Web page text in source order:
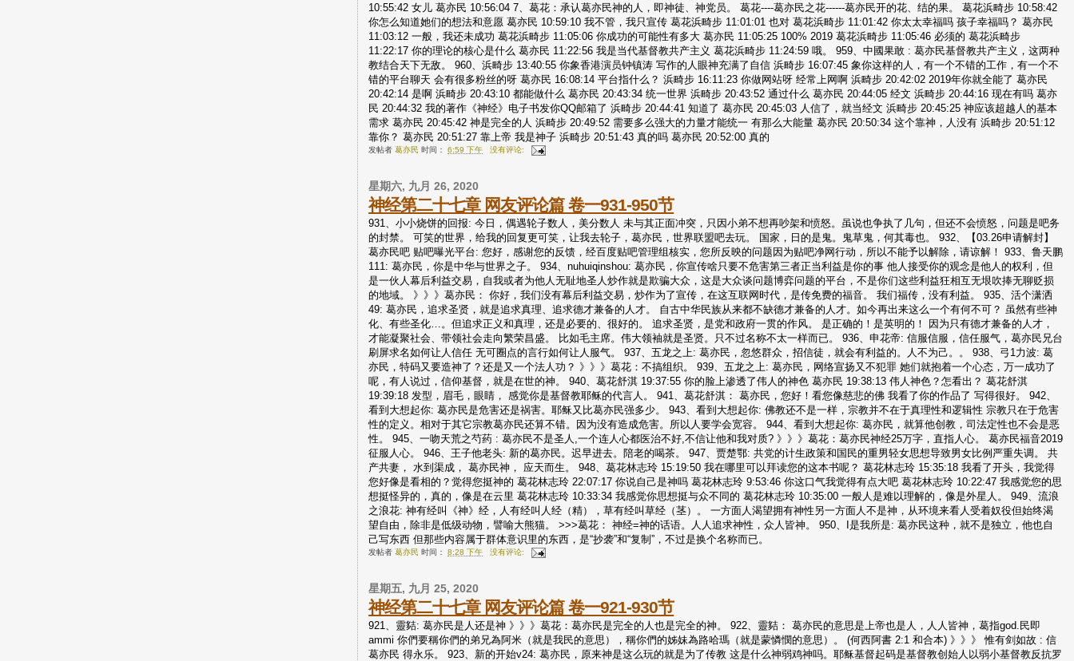
10:55:42 女儿 葛亦民 10:56:04 7、葛花：承认葛亦民神的人，即神徒、神党员。 葛花----葛亦民之花------葛亦民开的花、结的果。 葛花浜畸步 10:58:42
你怎么知道她们的想法和意愿 葛亦民 10:59:10 我不管，我只宣传 葛花浜畸步 11:01:01 也对 葛花浜畸步 11:01:42 你太太幸福吗 孩子幸福吗？ 葛亦民
11:03:12 一般，我还未成功 葛花浜畸步 11:05:06 你成功的可能性有多大 葛亦民 11:05:25 100% 2019 葛花浜畸步 11:05:46 必须的 葛花浜畸步
11:22:17 你的理论的核心是什么 葛亦民 11:22:56 我是当代基督教共产主义 葛花浜畸步 11:24:59 哦。 959、中國果敢 : 葛亦民基督教共产主义，这两种
教结合天下无敌。 960、浜畸步 13:40:55 你象香港演员钟镇涛 写作的人眼神充满了自信 浜畸步 16:07:45 象你这样的人，有一个不错的工作，有一个不
错的平台聊天 会有很多粉丝的呀 葛亦民 16:08:14 平台指什么？ 浜畸步 16:11:23 你做网站呀 经常上网啊 浜畸步 20:42:02 2019年你就全能了 葛亦民
20:42:14 是啊 浜畸步 20:43:10 都能做什么 葛亦民 20:43:34 统一世界 浜畸步 20:43:52 通过什么 葛亦民 20:44:05 经文 浜畸步 20:44:16 现在有吗 葛亦
民 20:44:32 我的著作《神经》电子书发你QQ邮箱了 浜畸步 20:44:41 知道了 葛亦民 20:45:03 人信了，就当经文 浜畸步 20:45:25 神应该超越人的基本
需求 葛亦民 20:45:42 神是完全的人 浜畸步 20:49:52 需要多么强大的力量才能统一 有那么大能量 葛亦民 20:50:34 这个靠神，人没有 浜畸步 20:51:12
靠你？ 葛亦民 20:51:27 靠上帝 我是神子 浜畸步 20:51:43 真的吗 葛亦民 20:52:00 真的
发帖者葛亦民 时间：6:59 下午 没有评论:
星期六, 九月 26, 2020
神经第二十七章 网友评论篇 卷一931-950节
931、小小烧饼的回报: 今日，偶遇轮子数人，美分数人 未与其正面冲突，只因小弟不想再吵架和愤怒。虽说也争执了几句，但还不会愤怒，问题是吧务
的封禁。 可笑的世界，给我的回复更可笑，让我去轮子，葛亦民，世界联盟吧去玩。 国家，日的是鬼。鬼草鬼，何其毒也。 932、【03.26申请解封】
葛亦民吧 贴吧曝光平台: 您好，感谢您的反馈，经百度贴吧管理组核实，您所反映的问题因为贴吧净网行动，所以不能予以解除，请谅解！ 933、鲁天鹏
111: 葛亦民，你是中华与世界之子。 934、nuhuiqinshou: 葛亦民，你宣传啥只要不危害第三者正当利益是你的事 他人接受你的观念是他人的权利，但
是一伙人幕后利益交易，自我或者为他人无耻地圣人炒作就是欺骗大众，这是大众谈问题博弈问题的平台，不是你们这些利益狂相互无垠吹捧无聊贬损
的地域。 》》》葛亦民： 你好，我们没有幕后利益交易，炒作为了宣传，在这互联网时代，是传免费的福音。 我们福传，没有利益。 935、活个潇洒
49: 葛亦民，追求圣贤，就是追求真理、追求德才兼备的人才。 自古中华民族从来都不缺德才兼备的人才。如今再出来这么一个有何不可？ 虽然有些神
化、有些圣化…。但追求正义和真理，还是必要的、很好的。 追求圣贤，是党和政府一贯的作风。 是正确的！是英明的！ 因为只有德才兼备的人才，
才能凝聚社会、带领社会走向繁荣昌盛。 比如毛主席。伟大领袖就是圣贤。只不过名称不太一样而已。 936、申花帝: 信服信服，信任服气，葛亦民兄台
刷屏求名如何让人信任 无可圈点的言行如何让人服气。 937、五龙之上: 葛亦民，忽悠群众，招信徒，就会有利益的。人不为己。。 938、弓1力波: 葛
亦民，特码又要造神了？还是又一个法人功？ 》》》葛花：不搞组织。 939、五龙之上: 葛亦民，网络宣扬又不犯罪 她们就抱着一个心态，万一成功了
呢，有人说过，信仰基督，就是在世的神。 940、葛花舒淇 19:37:55 你的脸上渗透了伟人的神色 葛亦民 19:38:13 伟人神色？怎看出？ 葛花舒淇
19:39:18 发型，眉毛，眼睛， 感觉你是基督教耶稣的代言人。 941、葛花舒淇： 葛亦民，您好！看您像慈悲的佛 我看了你的作品了 写得很好。 942、
看到大想起你: 葛亦民是危害还是祸害。耶稣又比葛亦民强多少。 943、看到大想起你: 佛教还不是一样，宗教并不在于真理性和逻辑性 宗教只在于危害
性的定义。相对于其它宗教葛亦民还算不错。因为没有造成危害。所以人要学会宽容。 944、看到大想起你: 葛亦民，就算他创教，司法定性也不会是恶
性。 945、一吻天荒之芍药 : 葛亦民不是圣人,一个连人心都医治不好,不信让他和我对质? 》》》葛花：葛亦民神经25万字，直指人心。 葛亦民福音2019
征服人心。 946、王子他老头: 新的葛亦民。迟早进去。陪老的喝茶。 947、贾楚鄂: 共党的计生政策和国民的重男轻女思想导致男女比例严重失调。 共
产共妻， 水到渠成， 葛亦民神， 应天而生。 948、葛花林志玲 15:19:50 我在哪里可以拜读您的这本书呢？ 葛花林志玲 15:35:18 我看了开头，我觉得
您好像是看相的？觉得您挺神的 葛花林志玲 22:07:17 你说自己是神吗 葛花林志玲 9:53:46 你这口气我觉得有点大吧 葛花林志玲 10:22:47 我感觉您的思
想挺怪异的，真的，像是在云里 葛花林志玲 10:33:34 我感觉你思想挺与众不同的 葛花林志玲 10:35:00 一般人是难以理解的，像是外星人。 949、流浪
之浪花: 神有经叫《神》经，人有经叫人经（精），草有经叫草经（茎）。 一方面人渴望拥有神性另一方面人不是神，从环境来看人受着奴役但始终渴
望自由，除非是低级动物，譬喻大熊猫。 >>>葛花： 神经=神的话语。人人追求神性，众人皆神。 950、I是我所是: 葛亦民这种，就不是独立，他也自
己写东西 但那些内容属于群体意识里的东西，是“抄袭”和“复制”，不过是换个名称而已。
发帖者葛亦民 时间：8:28 下午 没有评论:
星期五, 九月 25, 2020
神经第二十七章 网友评论篇 卷一921-930节
921、靈夡: 葛亦民是人还是神 》》》葛花：葛亦民是完全的人也是完全的神。 922、靈夡： 葛亦民的意思是上帝也是人，人人皆神，葛指god.民即
ammi 你們要稱你們的弟兄為阿米（就是我民的意思），稱你們的姊妹為路哈瑪（就是蒙憐憫的意思）。 (何西阿書 2:1 和合本) 》》》 惟有剑如故 : 信
葛亦民 得永乐。 923、新的开始v24: 葛亦民，原来神是这么玩的就是为了传教 这是什么神弱鸡神吗。耶稣基督起码是基督教创始人以弱小基督教反抗罗